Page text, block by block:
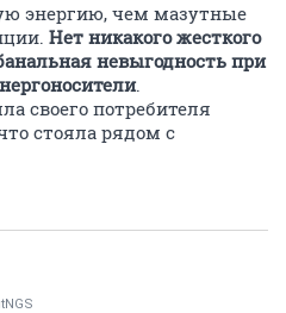
энергию, чем мазутные
Нет никакого жесткого
невыгодность при
.
своего потребителя
стояла рядом с